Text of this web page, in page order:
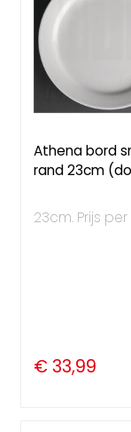
Athena bord
rand 23cm
23cm. Prijs per
€ 33,99